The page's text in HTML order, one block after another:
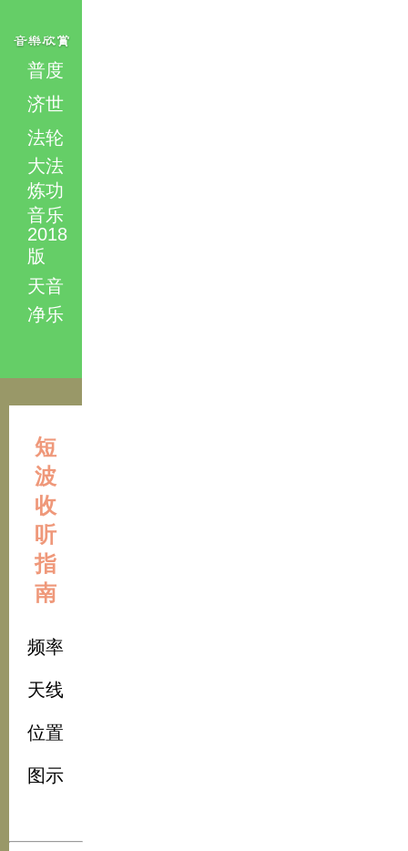
普度
济世
法轮
大法
炼功
音乐
2018
版
天音
净乐
短
波
收
听
指
南
频率
天线
位置
图示